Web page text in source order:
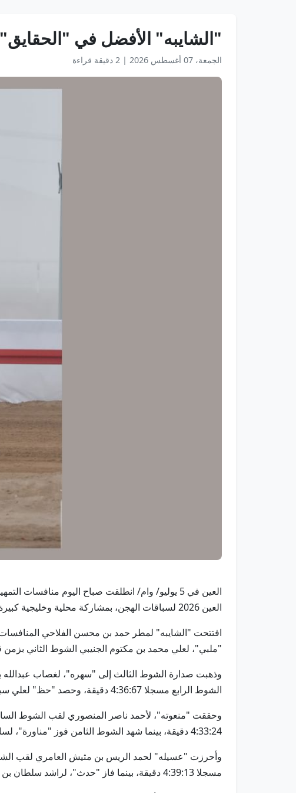
"الشايبه" الأفضل في
الجمعة، 07 أغسطس 2026 | 2 دقيقة قراءة
العين 2026 لسباقات الهجن، بمشاركة محلية وخليجية كبيرة.
"ملبي"، لعلي محمد بن مكتوم الجنيبي الشوط الثاني بزمن قدره 4:33:88
الشوط الرابع مسجلا 4:36:67 دقيقة، وحصد "حظ" لعلي سيف بن حمد الدرعي لقب الشوط الخامس، مسجلة 4:33:46 دقيقة.
4:33:24 دقيقة، بينما شهد الشوط الثامن فوز "مناورة"، لسالم سعيد سالم حمد المحاربي، بزمن قدره 4:34:21 دقيقة.
مسجلا 4:39:13 دقيقة، بينما فاز "حدث"، لراشد سلطان بن سالم الدرعي بلقب الشوط الحادي عشر بزمن قدره 4:37:26 دقيقة.